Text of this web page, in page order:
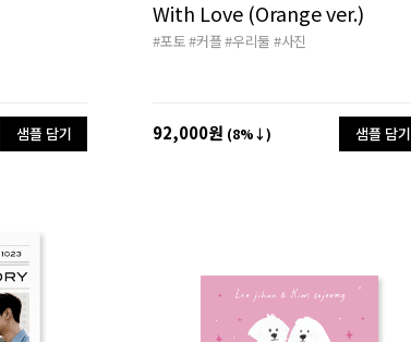
샘플 담기
With Love (Orange ver.)
#포토#커플#우리둘 #사진
92,000원 (8%↓) 샘플 담기